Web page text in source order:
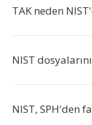
TAK neden
NIST
NIST, SPH'den